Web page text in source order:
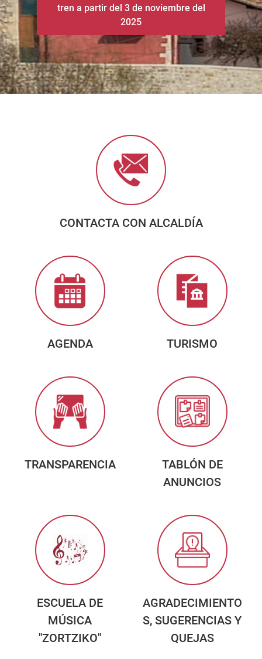
CONTACTA CON ALCALDÍA
AGENDA TURISMO
TRANSPARENCIA
TABLÓN DE
ANUNCIOS
ESCUELA DE
MÚSICA
"ZORTZIKO"
AGRADECIMIENTO
S, SUGERENCIAS Y
QUEJAS